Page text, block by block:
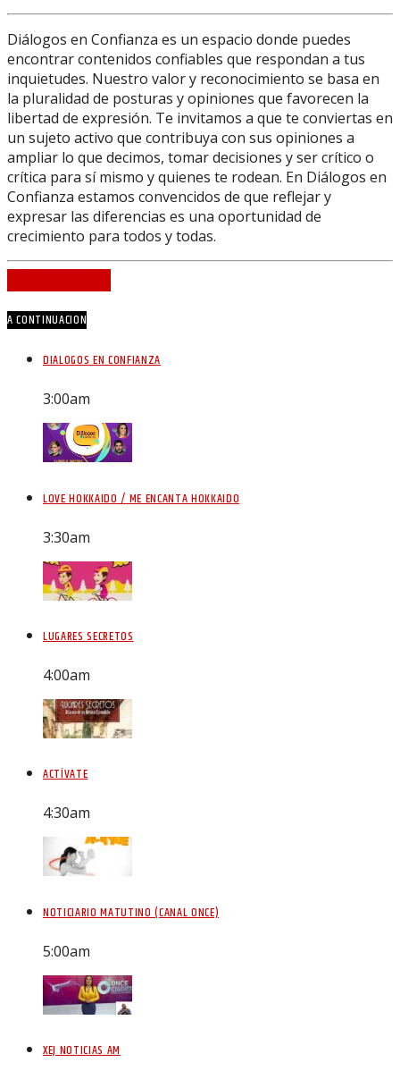
Diálogos en Confianza es un espacio donde puedes
encontrar contenidos confiables que respondan a tus
inquietudes. Nuestro valor y reconocimiento se basa en
la pluralidad de posturas y opiniones que favorecen la
libertad de expresión. Te invitamos a que te conviertas en
un sujeto activo que contribuya con sus opiniones a
ampliar lo que decimos, tomar decisiones y ser crítico o
crítica para sí mismo y quienes te rodean. En Diálogos en
Confianza estamos convencidos de que reflejar y
expresar las diferencias es una oportunidad de
crecimiento para todos y todas.
A CONTINUACION
DIALOGOS EN CONFIANZA
3:00am
LOVE HOKKAIDO / ME ENCANTA HOKKAIDO
3:30am
LUGARES SECRETOS
4:00am
ACTÍVATE
4:30am
NOTICIARIO MATUTINO (CANAL ONCE)
5:00am
XEJ NOTICIAS AM